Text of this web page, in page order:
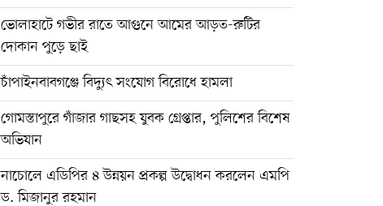
ভোলাহাটে গভীর রাতে আগুনে আমের আড়ত-রুটির
দোকান পুড়ে ছাই
চাঁপাইনবাবগঞ্জে বিদ্যুৎ সংযোগ বিরোধে হামলা
গোমস্তাপুরে গাঁজার গাছসহ যুবক গ্রেপ্তার, পুলিশের বিশেষ
অভিযান
নাচোলে এডিপির ৪ উন্নয়ন প্রকল্প উদ্বোধন করলেন এমপি
ড. মিজানুর রহমান